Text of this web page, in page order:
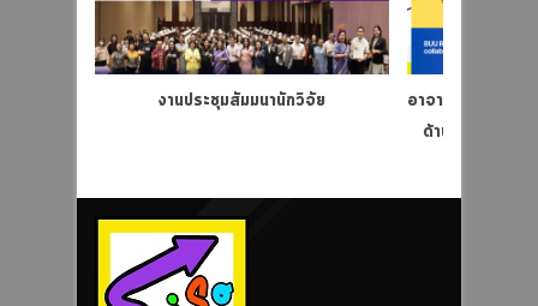
งานประชุมสัมมนานักวิจัย
อาจารย์ผู้ได้รับรา
ด้านมาตรฐานค